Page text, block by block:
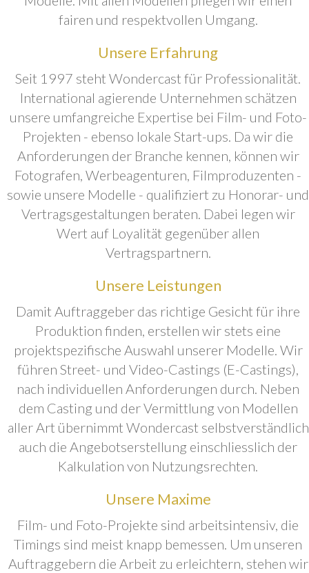
fairen und respektvollen Umgang.
Unsere Erfahrung
Seit 1997 steht Wondercast für Professionalität.
International agierende Unternehmen schätzen
unsere umfangreiche Expertise bei Film- und Foto-
Projekten - ebenso lokale Start-ups. Da wir die
Anforderungen der Branche kennen, können wir
Fotografen, Werbeagenturen, Filmproduzenten -
sowie unsere Modelle - qualifiziert zu Honorar- und
Vertragsgestaltungen beraten. Dabei legen wir
Wert auf Loyalität gegenüber allen
Vertragspartnern.
Unsere Leistungen
Damit Auftraggeber das richtige Gesicht für ihre
Produktion finden, erstellen wir stets eine
projektspezifische Auswahl unserer Modelle. Wir
führen Street- und Video-Castings (E-Castings),
nach individuellen Anforderungen durch. Neben
dem Casting und der Vermittlung von Modellen
aller Art übernimmt Wondercast selbstverständlich
auch die Angebotserstellung einschliesslich der
Kalkulation von Nutzungsrechten.
Unsere Maxime
Film- und Foto-Projekte sind arbeitsintensiv, die
Timings sind meist knapp bemessen. Um unseren
Auftraggebern die Arbeit zu erleichtern, stehen wir